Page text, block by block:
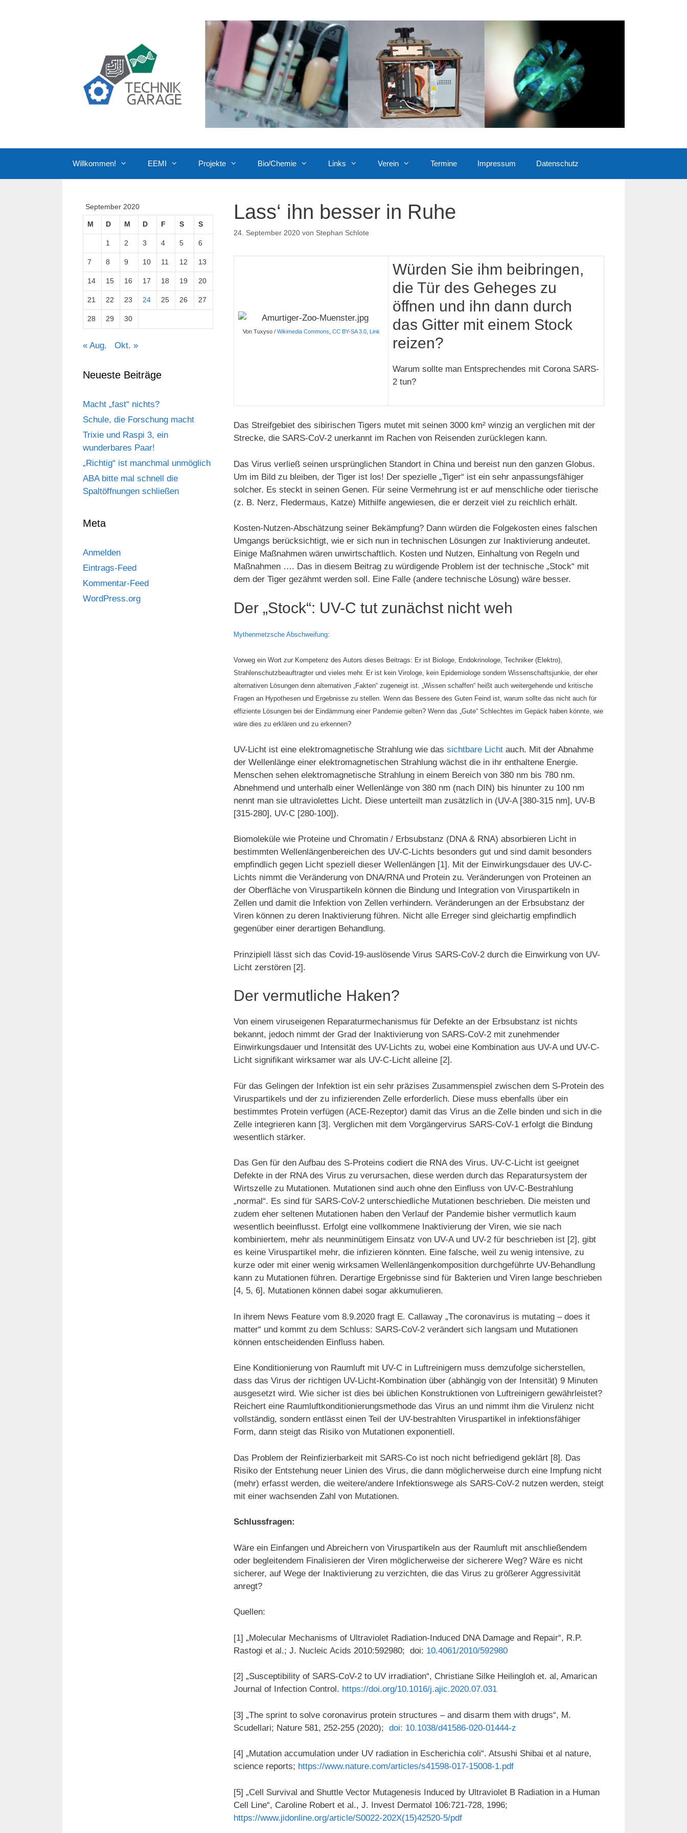
Willkommen! EEMI Projekte Bio/Chemie Links Verein Termine Impressum Datenschutz
Lass‘ ihn besser in Ruhe
24. September 2020 von Stephan Schlote
Von Tuxyso / Wikimedia Commons CC BY-SA 3.0, Link
Würden Sie ihm beibringen,
die Tür des Geheges zu
öffnen und ihn dann durch
das Gitter mit einem Stock
reizen?
Warum sollte man Entsprechendes mit Corona SARS-
2 tun?
Das Streifgebiet des sibirischen Tigers mutet mit seinen 3000 km² winzig an verglichen mit der
Strecke, die SARS-CoV-2 unerkannt im Rachen von Reisenden zurücklegen kann.
Das Virus verließ seinen ursprünglichen Standort in China und bereist nun den ganzen Globus.
Um im Bild zu bleiben, der Tiger ist los! Der spezielle „Tiger“ ist ein sehr anpassungsfähiger
solcher. Es steckt in seinen Genen. Für seine Vermehrung ist er auf menschliche oder tierische
(z. B. Nerz, Fledermaus, Katze) Mithilfe angewiesen, die er derzeit viel zu reichlich erhält.
Kosten-Nutzen-Abschätzung seiner Bekämpfung? Dann würden die Folgekosten eines falschen
Umgangs berücksichtigt, wie er sich nun in technischen Lösungen zur Inaktivierung andeutet.
Einige Maßnahmen wären unwirtschaftlich. Kosten und Nutzen, Einhaltung von Regeln und
Maßnahmen …. Das in diesem Beitrag zu würdigende Problem ist der technische „Stock“ mit
dem der Tiger gezähmt werden soll. Eine Falle (andere technische Lösung) wäre besser.
Der „Stock“: UV-C tut zunächst nicht weh
Mythenmetzsche Abschweifung:
Vorweg ein Wort zur Kompetenz des Autors dieses Beitrags: Er ist Biologe, Endokrinologe, Techniker (Elektro),
Strahlenschutzbeauftragter und vieles mehr. Er ist kein Virologe, kein Epidemiologe sondern Wissenschaftsjunkie, der eher
alternativen Lösungen denn alternativen „Fakten“ zugeneigt ist. „Wissen schaffen“ heißt auch weitergehende und kritische
Fragen an Hypothesen und Ergebnisse zu stellen. Wenn das Bessere des Guten Feind ist, warum sollte das nicht auch für
effiziente Lösungen bei der Eindämmung einer Pandemie gelten? Wenn das „Gute“ Schlechtes im Gepäck haben könnte, wie
wäre dies zu erklären und zu erkennen?
UV-Licht ist eine elektromagnetische Strahlung wie das sichtbare Licht auch. Mit der Abnahme
der Wellenlänge einer elektromagnetischen Strahlung wächst die in ihr enthaltene Energie.
Menschen sehen elektromagnetische Strahlung in einem Bereich von 380 nm bis 780 nm.
Abnehmend und unterhalb einer Wellenlänge von 380 nm (nach DIN) bis hinunter zu 100 nm
nennt man sie ultraviolettes Licht. Diese unterteilt man zusätzlich in (UV-A [380-315 nm], UV-B
[315-280], UV-C [280-100]).
Biomoleküle wie Proteine und Chromatin / Erbsubstanz (DNA & RNA) absorbieren Licht in
bestimmten Wellenlängenbereichen des UV-C-Lichts besonders gut und sind damit besonders
empfindlich gegen Licht speziell dieser Wellenlängen [1]. Mit der Einwirkungsdauer des UV-C-
Lichts nimmt die Veränderung von DNA/RNA und Protein zu. Veränderungen von Proteinen an
der Oberfläche von Viruspartikeln können die Bindung und Integration von Viruspartikeln in
Zellen und damit die Infektion von Zellen verhindern. Veränderungen an der Erbsubstanz der
Viren können zu deren Inaktivierung führen. Nicht alle Erreger sind gleichartig empfindlich
gegenüber einer derartigen Behandlung.
Prinzipiell lässt sich das Covid-19-auslösende Virus SARS-CoV-2 durch die Einwirkung von UV-
Licht zerstören [2].
Der vermutliche Haken?
Von einem viruseigenen Reparaturmechanismus für Defekte an der Erbsubstanz ist nichts
bekannt, jedoch nimmt der Grad der Inaktivierung von SARS-CoV-2 mit zunehmender
Einwirkungsdauer und Intensität des UV-Lichts zu, wobei eine Kombination aus UV-A und UV-C-
Licht signifikant wirksamer war als UV-C-Licht alleine [2].
Für das Gelingen der Infektion ist ein sehr präzises Zusammenspiel zwischen dem S-Protein des
Viruspartikels und der zu infizierenden Zelle erforderlich. Diese muss ebenfalls über ein
bestimmtes Protein verfügen (ACE-Rezeptor) damit das Virus an die Zelle binden und sich in die
Zelle integrieren kann [3]. Verglichen mit dem Vorgängervirus SARS-CoV-1 erfolgt die Bindung
wesentlich stärker.
Das Gen für den Aufbau des S-Proteins codiert die RNA des Virus. UV-C-Licht ist geeignet
Defekte in der RNA des Virus zu verursachen, diese werden durch das Reparatursystem der
Wirtszelle zu Mutationen. Mutationen sind auch ohne den Einfluss von UV-C-Bestrahlung
„normal“. Es sind für SARS-CoV-2 unterschiedliche Mutationen beschrieben. Die meisten und
zudem eher seltenen Mutationen haben den Verlauf der Pandemie bisher vermutlich kaum
wesentlich beeinflusst. Erfolgt eine vollkommene Inaktivierung der Viren, wie sie nach
kombiniertem, mehr als neunminütigem Einsatz von UV-A und UV-2 für beschrieben ist [2], gibt
es keine Viruspartikel mehr, die infizieren könnten. Eine falsche, weil zu wenig intensive, zu
kurze oder mit einer wenig wirksamen Wellenlängenkomposition durchgeführte UV-Behandlung
kann zu Mutationen führen. Derartige Ergebnisse sind für Bakterien und Viren lange beschrieben
[4, 5, 6]. Mutationen können dabei sogar akkumulieren.
In ihrem News Feature vom 8.9.2020 fragt E. Callaway „The coronavirus is mutating – does it
matter“ und kommt zu dem Schluss: SARS-CoV-2 verändert sich langsam und Mutationen
können entscheidenden Einfluss haben.
Eine Konditionierung von Raumluft mit UV-C in Luftreinigern muss demzufolge sicherstellen,
dass das Virus der richtigen UV-Licht-Kombination über (abhängig von der Intensität) 9 Minuten
ausgesetzt wird. Wie sicher ist dies bei üblichen Konstruktionen von Luftreinigern gewährleistet?
Reichert eine Raumluftkonditionierungsmethode das Virus an und nimmt ihm die Virulenz nicht
vollständig, sondern entlässt einen Teil der UV-bestrahlten Viruspartikel in infektionsfähiger
Form, dann steigt das Risiko von Mutationen exponentiell.
Das Problem der Reinfizierbarkeit mit SARS-Co ist noch nicht befriedigend geklärt [8]. Das
Risiko der Entstehung neuer Linien des Virus, die dann möglicherweise durch eine Impfung nicht
(mehr) erfasst werden, die weitere/andere Infektionswege als SARS-CoV-2 nutzen werden, steigt
mit einer wachsenden Zahl von Mutationen.
Schlussfragen:
Wäre ein Einfangen und Abreichern von Viruspartikeln aus der Raumluft mit anschließendem
oder begleitendem Finalisieren der Viren möglicherweise der sicherere Weg? Wäre es nicht
sicherer, auf Wege der Inaktivierung zu verzichten, die das Virus zu größerer Aggressivität
anregt?
Quellen:
[1] „Molecular Mechanisms of Ultraviolet Radiation-Induced DNA Damage and Repair“, R.P.
Rastogi et al.; J. Nucleic Acids 2010:592980; doi: 10.4061/2010/592980
[2] „Susceptibility of SARS-CoV-2 to UV irradiation“, Christiane Silke Heilingloh et. al, Amarican
Journal of Infection Control. https://doi.org/10.1016/j.ajic.2020.07.031
[3] „The sprint to solve coronavirus protein structures – and disarm them with drugs“, M.
Scudellari; Nature 581, 252-255 (2020); doi: 10.1038/d41586-020-01444-z
[4] „Mutation accumulation under UV radiation in Escherichia coli“. Atsushi Shibai et al nature,
science reports; https://www.nature.com/articles/s41598-017-15008-1.pdf
[5] „Cell Survival and Shuttle Vector Mutagenesis Induced by Ultraviolet B Radiation in a Human
Cell Line“, Caroline Robert et al., J. Invest Dermatol 106:721-728, 1996;
https://www.jidonline.org/article/S0022-202X(15)42520-5/pdf
September 2020
M D M D F S S
1 2 3 4 5 6
7 8 9 10 11 12 13
14 15 16 17 18 19 20
21 22 23 24 25 26 27
28 29 30
« Aug. Okt. »
Neueste Beiträge
Macht „fast“ nichts?
Schule, die Forschung macht
Trixie und Raspi 3, ein
wunderbares Paar!
„Richtig“ ist manchmal unmöglich
ABA bitte mal schnell die
Spaltöffnungen schließen
Meta
Anmelden
Eintrags-Feed
Kommentar-Feed
WordPress.org